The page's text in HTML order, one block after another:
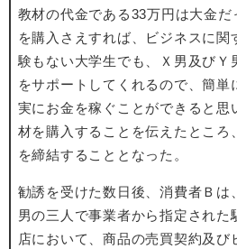
教材の代金である33万円は大金だ
を購入さえすれば、ビジネスに関
験もない大学生でも、Ｘ男及びＹ
をサポートしてくれるので、簡単
実にお金を稼ぐことができると思
材を購入することを伝えたところ
を締結することとなった。
勧誘を受けた数日後、消費者Ｂは
男の三人で事業者から指定された
店において、商品の売買契約及び